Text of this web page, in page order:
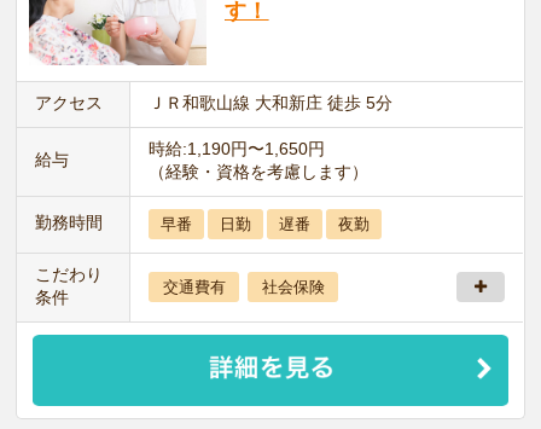
す！
アクセス ＪＲ和歌山線 大和新庄 徒歩 5分
給与
時給:1,190円〜1,650円
（経験・資格を考慮します）
勤務時間 早番 日勤 遅番 夜勤
こだわり
条件
交通費有 社会保険